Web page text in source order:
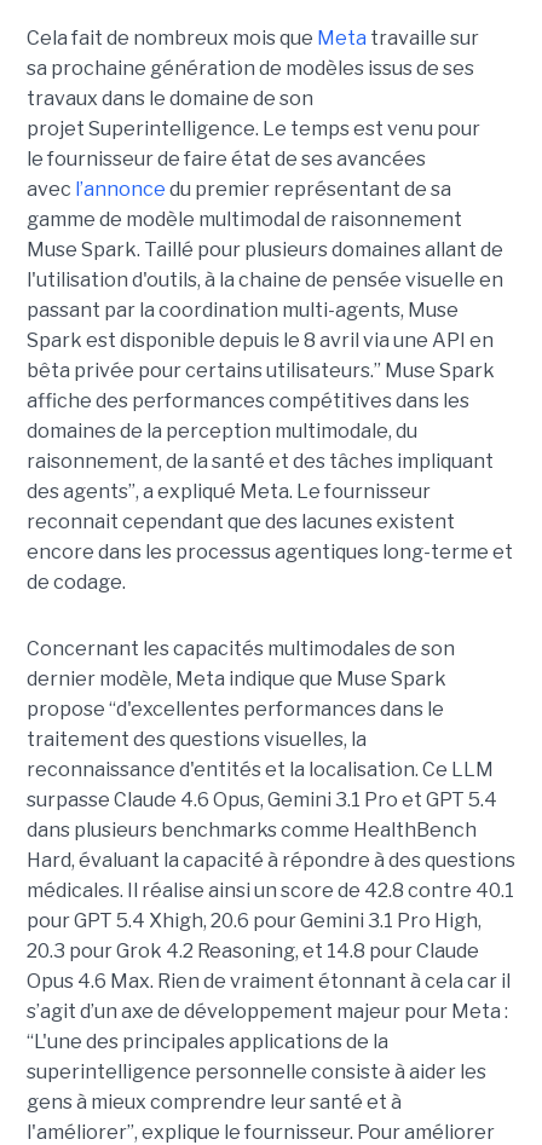
Cela fait de nombreux mois que Meta travaille sur
sa prochaine génération de modèles issus de ses
travaux dans le domaine de son
projet Superintelligence. Le temps est venu pour
le fournisseur de faire état de ses avancées
avec l’annonce du premier représentant de sa
gamme de modèle multimodal de raisonnement
Muse Spark. Taillé pour plusieurs domaines allant de
l'utilisation d'outils, à la chaine de pensée visuelle en
passant par la coordination multi-agents, Muse
Spark est disponible depuis le 8 avril via une API en
bêta privée pour certains utilisateurs.” Muse Spark
affiche des performances compétitives dans les
domaines de la perception multimodale, du
raisonnement, de la santé et des tâches impliquant
des agents”, a expliqué Meta. Le fournisseur
reconnait cependant que des lacunes existent
encore dans les processus agentiques long-terme et
de codage.
Concernant les capacités multimodales de son
dernier modèle, Meta indique que Muse Spark
propose “d'excellentes performances dans le
traitement des questions visuelles, la
reconnaissance d'entités et la localisation. Ce LLM
surpasse Claude 4.6 Opus, Gemini 3.1 Pro et GPT 5.4
dans plusieurs benchmarks comme HealthBench
Hard, évaluant la capacité à répondre à des questions
médicales. Il réalise ainsi un score de 42.8 contre 40.1
pour GPT 5.4 Xhigh, 20.6 pour Gemini 3.1 Pro High,
20.3 pour Grok 4.2 Reasoning, et 14.8 pour Claude
Opus 4.6 Max. Rien de vraiment étonnant à cela car il
s’agit d’un axe de développement majeur pour Meta :
“L'une des principales applications de la
superintelligence personnelle consiste à aider les
gens à mieux comprendre leur santé et à
l'améliorer”, explique le fournisseur. Pour améliorer